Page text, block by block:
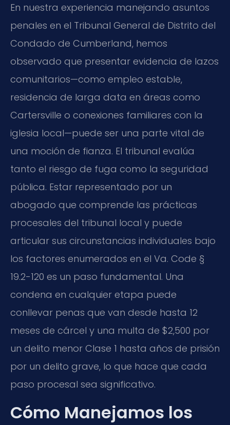
En nuestra experiencia manejando asuntos
penales en el Tribunal General de Distrito del
Condado de Cumberland, hemos
observado que presentar evidencia de lazos
comunitarios—como empleo estable,
residencia de larga data en áreas como
Cartersville o conexiones familiares con la
iglesia local—puede ser una parte vital de
una moción de fianza. El tribunal evalúa
tanto el riesgo de fuga como la seguridad
pública. Estar representado por un
abogado que comprende las prácticas
procesales del tribunal local y puede
articular sus circunstancias individuales bajo
los factores enumerados en el Va. Code §
19.2-120 es un paso fundamental. Una
condena en cualquier etapa puede
conllevar penas que van desde hasta 12
meses de cárcel y una multa de $2,500 por
un delito menor Clase 1 hasta años de prisión
por un delito grave, lo que hace que cada
paso procesal sea significativo.
Cómo Manejamos los